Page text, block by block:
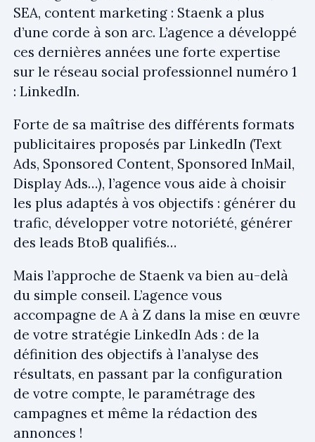
SEA, content marketing : Staenk a plus
d’une corde à son arc. L’agence a développé
ces dernières années une forte expertise
sur le réseau social professionnel numéro 1
: LinkedIn.
Forte de sa maîtrise des différents formats
publicitaires proposés par LinkedIn (Text
Ads, Sponsored Content, Sponsored InMail,
Display Ads…), l’agence vous aide à choisir
les plus adaptés à vos objectifs : générer du
trafic, développer votre notoriété, générer
des leads BtoB qualifiés…
Mais l’approche de Staenk va bien au-delà
du simple conseil. L’agence vous
accompagne de A à Z dans la mise en œuvre
de votre stratégie LinkedIn Ads : de la
définition des objectifs à l’analyse des
résultats, en passant par la configuration
de votre compte, le paramétrage des
campagnes et même la rédaction des
annonces !